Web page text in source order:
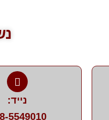
נייד:
5549010